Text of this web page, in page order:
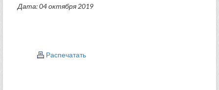
Дата: 04 октября 2019
Распечатать